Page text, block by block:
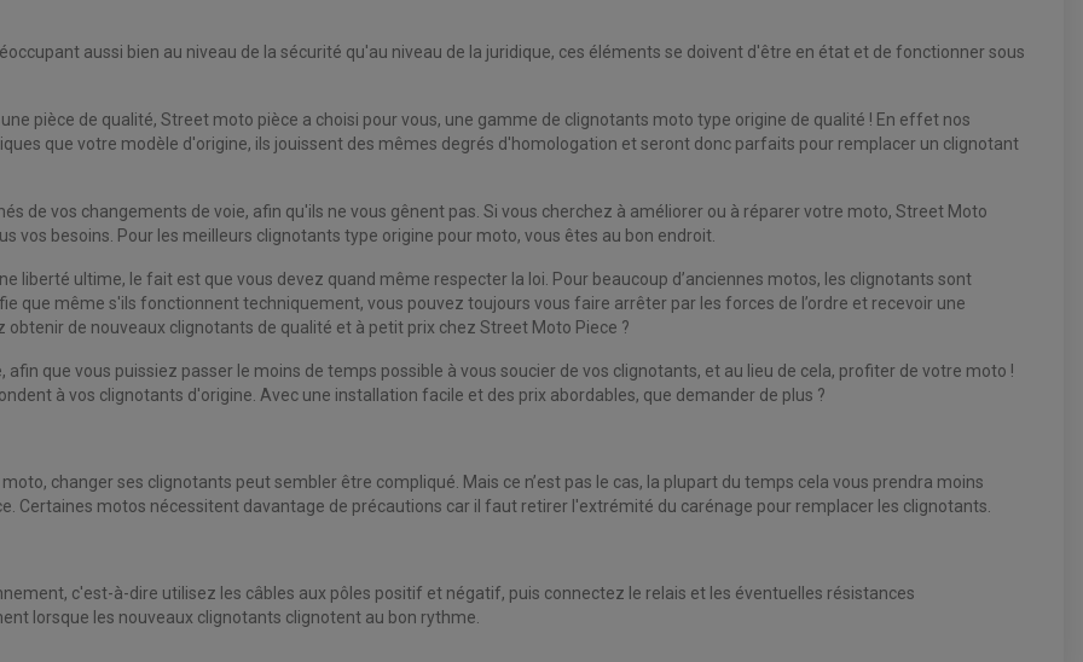
aussi bien au niveau de la sécurité qu'au niveau de la juridique, ces éléments se doivent d'être en état et de fonctionner sous
pièce de qualité, Street moto pièce a choisi pour vous, une gamme de clignotants moto type origine de qualité ! En effet nos
que votre modèle d'origine, ils jouissent des mêmes degrés d'homologation et seront donc parfaits pour remplacer un clignotant
de vos changements de voie, afin qu'ils ne vous gênent pas. Si vous cherchez à améliorer ou à réparer votre moto, Street Moto
vos besoins. Pour les meilleurs clignotants type origine pour moto, vous êtes au bon endroit.
liberté ultime, le fait est que vous devez quand même respecter la loi. Pour beaucoup d’anciennes motos, les clignotants sont
que même s'ils fonctionnent techniquement, vous pouvez toujours vous faire arrêter par les forces de l’ordre et recevoir une
de nouveaux clignotants de qualité et à petit prix chez Street Moto Piece ?
que vous puissiez passer le moins de temps possible à vous soucier de vos clignotants, et au lieu de cela, profiter de votre moto !
à vos clignotants d'origine. Avec une installation facile et des prix abordables, que demander de plus ?
changer ses clignotants peut sembler être compliqué. Mais ce n’est pas le cas, la plupart du temps cela vous prendra moins
Certaines motos nécessitent davantage de précautions car il faut retirer l'extrémité du carénage pour remplacer les clignotants.
c'est-à-dire utilisez les câbles aux pôles positif et négatif, puis connectez le relais et les éventuelles résistances
lorsque les nouveaux clignotants clignotent au bon rythme.